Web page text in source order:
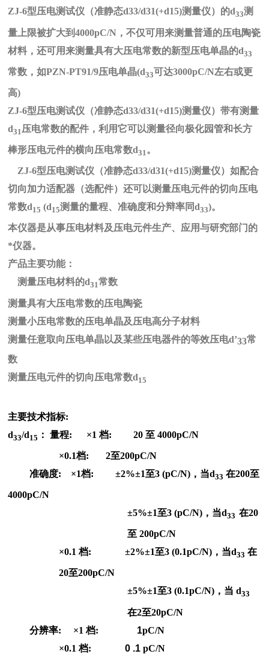
ZJ-6型压电测试仪（准静态d33/d31(+d15)测量仪）的d33测
量上限被扩大到4000pC/N，不仅可用来测量普通的压电陶瓷
材料，还可用来测量具有大压电常数的新型压电单晶的d33
常数，如PZN-PT91/9压电单晶(d33可达3000pC/N左右或更
高)
ZJ-6型压电测试仪（准静态d33/d31(+d15)测量仪）带有测量
d31压电常数的配件，利用它可以测量径向极化园管和长方
棒形压电元件的横向压电常数d31 。
ZJ-6型压电测试仪（准静态d33/d31(+d15)测量仪）如配合
切向加力适配器（选配件）还可以测量压电元件的切向压电
常数d15 (d15测量的量程、准确度和分辩率同d33)。
本仪器是从事压电材料及压电元件生产、应用与研究部门的
*仪器。
产品主要功能：
测量压电材料的d31常数
测量具有大压电常数的压电陶瓷
测量小压电常数的压电单晶及压电高分子材料
测量任意取向压电单晶以及某些压电器件的等效压电d’33常
数
测量压电元件的切向压电常数d15
主要技术指标:
d33/d15 ： 量程: ×1 档: 20 至 4000pC/N
×0.1档: 2至200pC/N
准确度: ×1档: ±2%±1至3 (pC/N)，当d33 在200至
4000pC/N
±5%±1至3 (pC/N)，当d33 在20
至 200pC/N
×0.1档: ±2%±1至3 (0.1pC/N)，当d33 在
20至200pC/N
±5%±1至3 (0.1pC/N)，当 d33
在2至20pC/N
分辨率: ×1 档:
1pC/N
×0.1档: 0 .1 pC/N